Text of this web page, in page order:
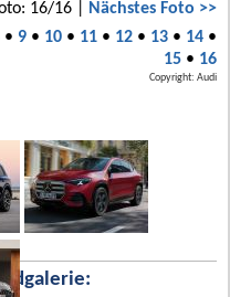
16/16 | Nächstes Foto >>
• 9• 10• 11• 12• 13• 14•
15• 16
Copyright: Audi